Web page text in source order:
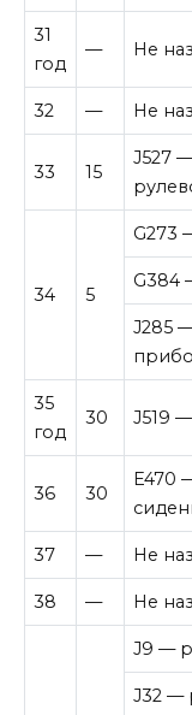
31
год
— Не
32 — Не
33 15
J527
34 5
G273
G384
J285
35
год
30 J519
36 30
E470
37 — Не
38 — Не
J9 —
J32 —